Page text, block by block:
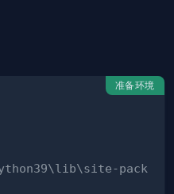
准备环境
pack